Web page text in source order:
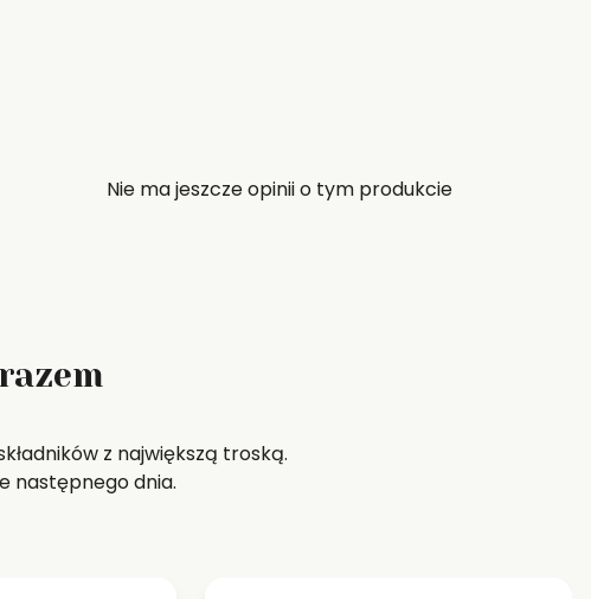
Nie ma jeszcze opinii o tym produkcie
z największą troską.
następnego dnia.